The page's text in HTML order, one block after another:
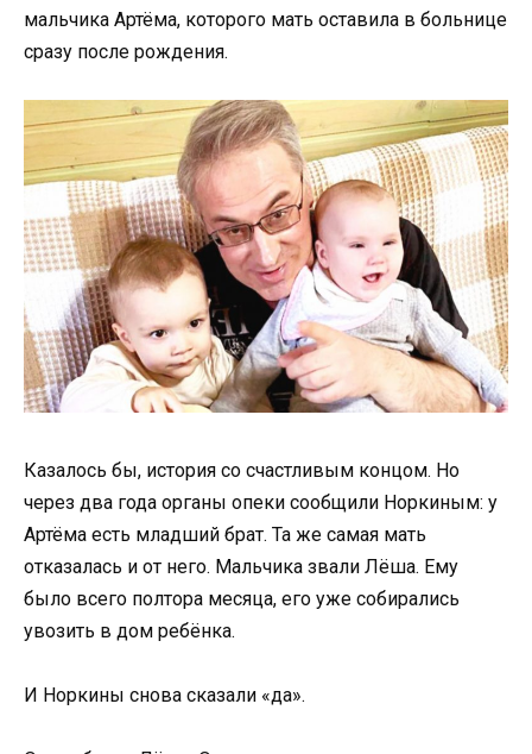
мальчика Артёма, которого мать оставила в больнице
сразу после рождения.
Казалось бы, история со счастливым концом. Но
через два года органы опеки сообщили Норкиным: у
Артёма есть младший брат. Та же самая мать
отказалась и от него. Мальчика звали Лёша. Ему
было всего полтора месяца, его уже собирались
увозить в дом ребёнка.
И Норкины снова сказали «да».